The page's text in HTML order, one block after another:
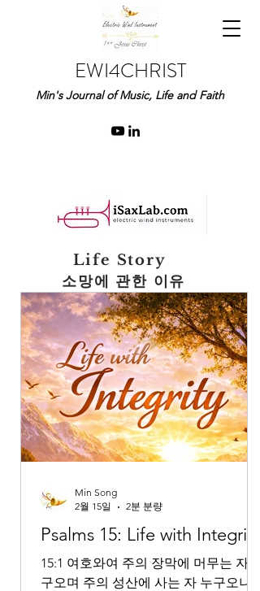
EWI4CHRIST
Min's Journal of Music, Life and Faith
Life Story
소망에 관한 이유
Psalms 15: Life with Integrity
15:1 여호와여 주의 장막에 머무는 자 누
구오며 주의 성산에 사는 자 누구오니이
Min Song
2월 15일
2분 분량